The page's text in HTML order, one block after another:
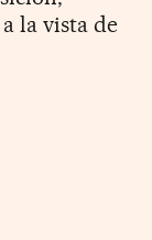
la vista de